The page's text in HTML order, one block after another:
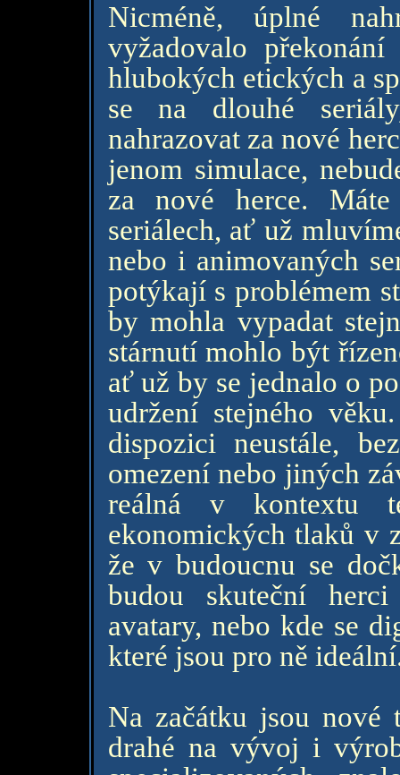
Nicméně, úplné
vyžadovalo
hlubokých etických a
se na dlouhé
nahrazovat za nové
jenom simulace,
za nové herce.
seriálech, ať už
nebo i animovaných
potýkají s problémem
by mohla vypadat
stárnutí mohlo být
ať už by se jednalo o
udržení stejného
dispozici neustále,
omezení nebo jiných
reálná v kontextu
ekonomických tlaků v
že v budoucnu se
budou skuteční
avatary, nebo kde se
které jsou pro ně
Na začátku jsou nové
drahé na vývoj i